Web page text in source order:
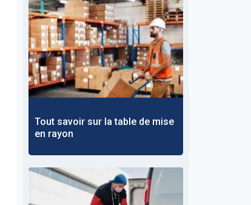
Tout savoir sur la table de mise
en rayon